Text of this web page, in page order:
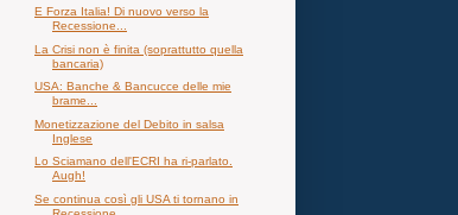
E Forza Italia! Di nuovo verso la
Recessione...
La Crisi non è finita (soprattutto quella
bancaria)
USA: Banche & Bancucce delle mie
brame...
Monetizzazione del Debito in salsa
Inglese
Lo Sciamano dell'ECRI ha ri-parlato.
Augh!
Se continua così gli USA ti tornano in